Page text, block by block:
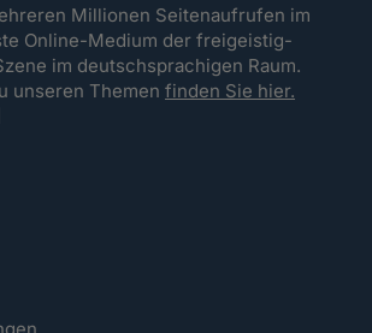
Millionen Seitenaufrufen im
Online-Medium der freigeistig-
im deutschsprachigen Raum.
unseren Themenfinden Sie hier.